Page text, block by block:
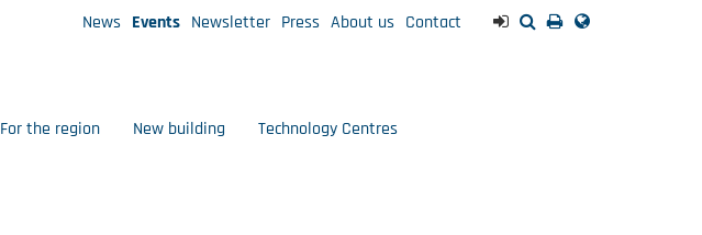
News Events Newsletter Press About us Contact
For the region New building Technology Centres